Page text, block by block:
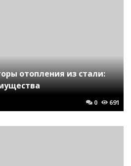
отопления из стали:
0 691